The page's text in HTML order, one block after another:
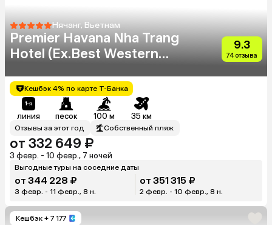
Нячанг, Вьетнам
Premier Havana Nha Trang
Hotel (Ex.Best Western
9.3
74 отзыва
Кешбэк 4% по карте Т-Банка
линия песок 100 м 35 км
Отзывы за этот год Собственный пляж
от 332 649 ₽
3 февр. - 10 февр., 7 ночей
Выгодные туры на соседние даты
от 344 228 ₽
3 февр. - 11 февр., 8 н.
от 351 315 ₽
2 февр. - 10 февр., 8 н.
Кешбэк + 7 177